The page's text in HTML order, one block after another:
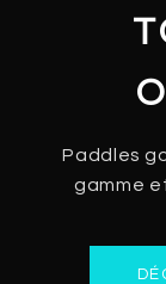
Paddles
gamme